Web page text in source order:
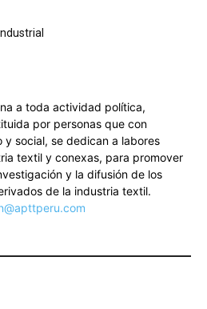
a toda actividad política,
por personas que con
social, se dedican a labores
textil y conexas, para promover
y la difusión de los
de la industria textil.